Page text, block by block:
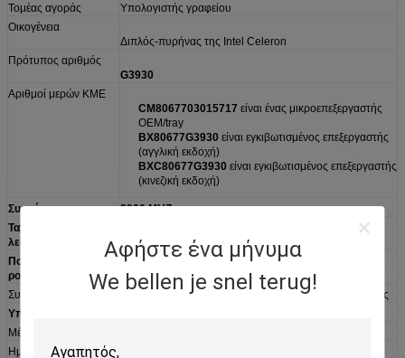
Αφήστε ένα μήνυμα
We bellen je snel terug!
Τομέας αγοράς
Υπολογιστής γραφείου
Οικογένεια
Διπλός-πυρήνας της Intel Celeron
Πρότυπος αριθμός
G3930
Αριθμοί μερών ΚΜΕ
CM8067703015717 είναι ένας μικροεπεξεργαστής
OEM/tray
BX80677G3930 είναι εγκιβωτισμένος επεξεργαστής
(αγγλική εκδοχή)
BXC80677G3930 είναι εγκιβωτισμένος επεξεργαστής
(κινεζική εκδοχή)
Συχνότητα
2900 MHZ
Ταχύτητα
λεωφορείων
Πολλαπλασιαστής
ρολογιών
29
Συσκευασία
σειρά πλέγματος εδάφους κτύπημα-τσιπ 1151-εδάφους
Υποδοχή
Μέγεθος
Ημερομηνία